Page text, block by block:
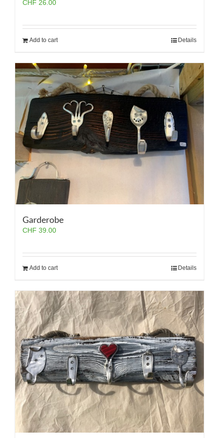
CHF 26.00
Add to cart Details
Garderobe
CHF 39.00
Add to cart Details